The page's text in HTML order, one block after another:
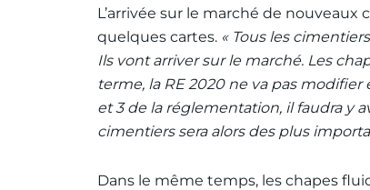
L’arrivée sur le marché de
quelques cartes. « Tous les
Ils vont arriver sur le marché. Les
terme, la RE 2020 ne va pas
et 3 de la réglementation, il faudra y
cimentiers sera alors des plus
Dans le même temps, les chapes